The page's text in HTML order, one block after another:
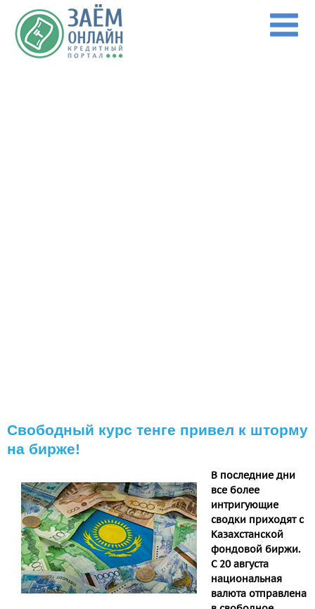
Перейти к основному содержанию
Свободный курс тенге привел к шторму
на бирже!
В последние дни
все более
интригующие
сводки приходят с
Казахстанской
фондовой биржи.
С 20 августа
национальная
валюта отправлена